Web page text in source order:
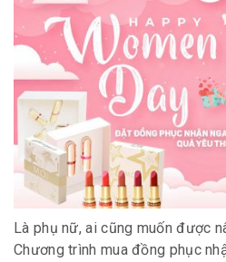
Là phụ nữ, ai cũng muốn được
Chương trình mua đồng phục